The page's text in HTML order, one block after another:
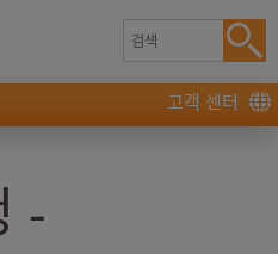
고객 센터
-